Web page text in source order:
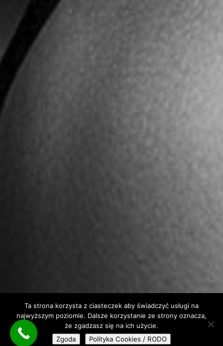
Ta strona korzysta z ciasteczek aby świadczyć usługi na
najwyższym poziomie. Dalsze korzystanie ze strony oznacza,
że zgadzasz się na ich użycie.
Zgoda
Polityka Cookies / RODO